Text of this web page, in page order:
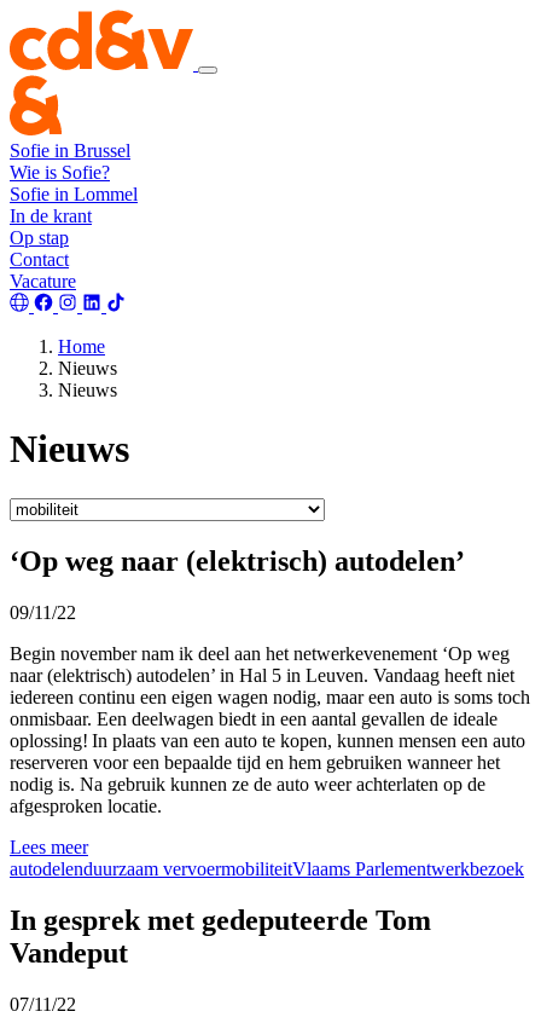
Sofie in Brussel
Wie is Sofie?
Sofie in Lommel
In de krant
Op stap
Contact
Vacature
Home
Nieuws
Nieuws
Nieuws
‘Op weg naar (elektrisch) autodelen’
09/11/22
Begin november nam ik deel aan het netwerkevenement ‘Op weg
naar(elektrisch) autodelen’ in Hal 5 in Leuven. Vandaag heeft niet
iedereen continu een eigen wagen nodig, maareen auto is soms toch
onmisbaar. Een deelwagen biedt in een aantal gevallen de ideale
oplossing! In plaats van een auto te kopen, kunnen mensen een auto
reserveren voor een bepaalde tijd en hem gebruiken wanneerhet
nodig is. Na gebruik kunnen ze de auto weer achterlaten op de
afgesproken locatie.
Lees meer
autodelenduurzaam vervoermobiliteitVlaams Parlementwerkbezoek
In gesprek met gedeputeerde Tom
Vandeput
07/11/22